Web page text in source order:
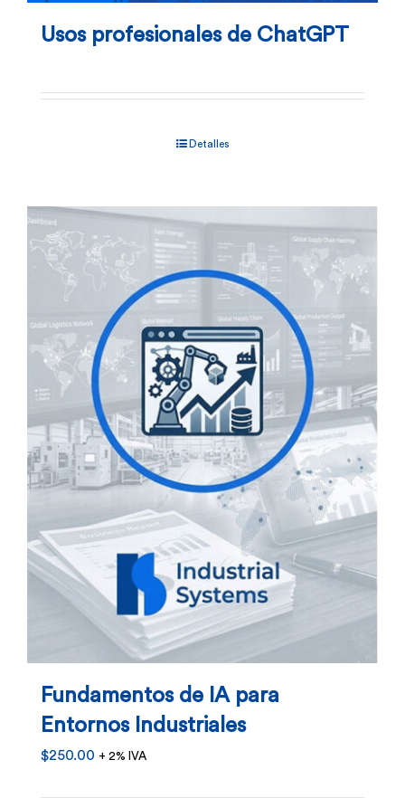
Usos profesionales de ChatGPT
Detalles
Fundamentos de IA para
Entornos Industriales
$250.00 + 2% IVA